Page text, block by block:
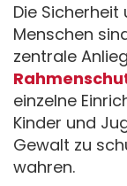
Die
Menschen
zentrale
einzelne
Kinder und
Gewalt zu
wahren.